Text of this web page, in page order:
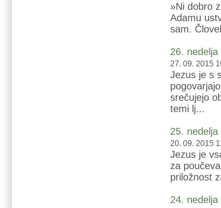
»Ni dobro
Adamu
sam.
26.
27. 09. 2015
Jezus je s
srečujejo
temi lj...
25.
20. 09. 2015
Jezus je
za
priložnost
24.